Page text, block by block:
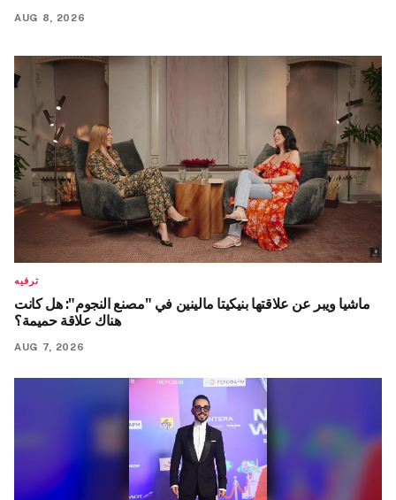
AUG 8, 2026
ترفيه
ماشيا ويبر عن علاقتها بنيكيتا مالينين في "مصنع النجوم": هل كانت
هناك علاقة حميمة؟
AUG 7, 2026